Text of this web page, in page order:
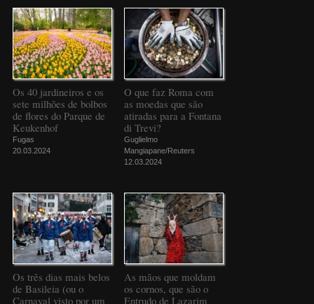
Os 40 jardineiros e os
sete milhões de bolbos
de flores do Parque de
Keukenhof
Fugas
20.03.2024
O que faz Roma com
as moedas que são
atiradas para a Fontana
di Trevi?
Guglielmo
Mangiapane/Reuters
12.03.2024
Os três dias mais belos
de Basileia (ou o
Carnaval visto por um
As mãos que moldam
os cornos, que são o
Entrudo de Lazarim